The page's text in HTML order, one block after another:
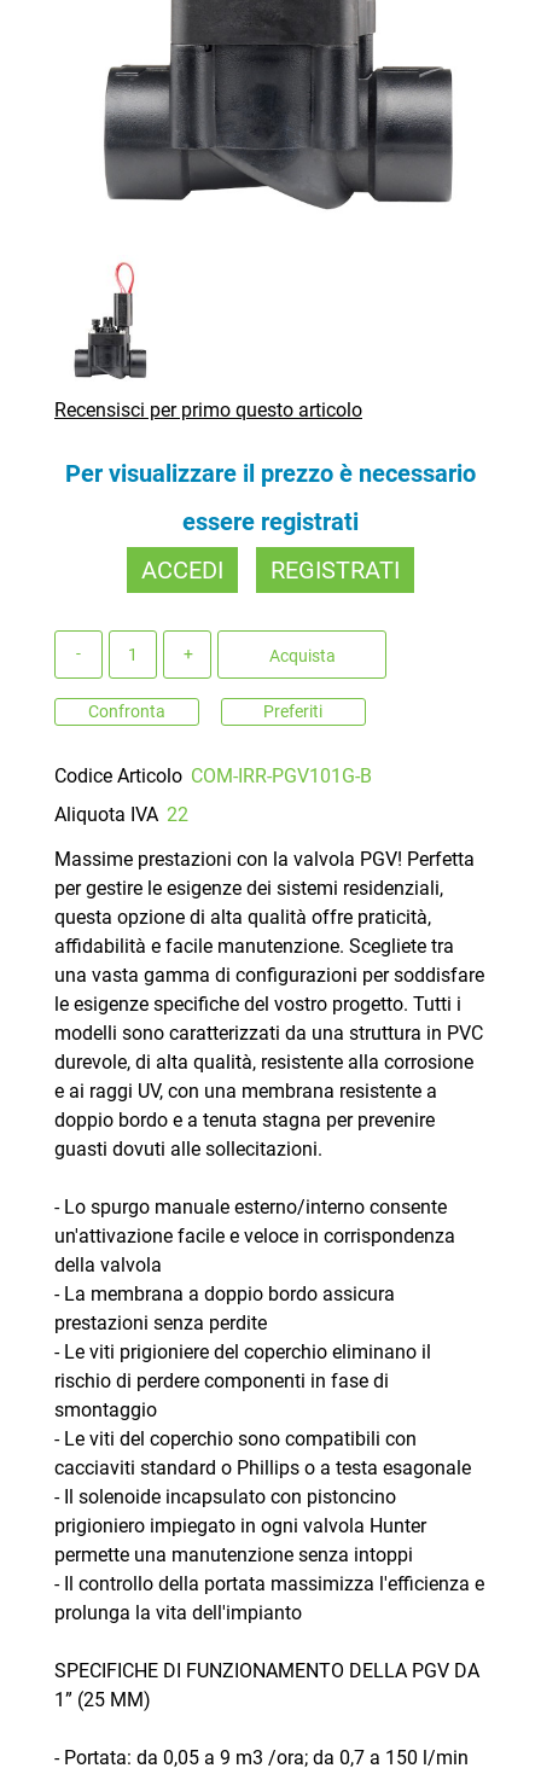
Recensisci per primo questo articolo
Per visualizzare il prezzo è necessario
essere registrati
ACCEDI
REGISTRATI
Acquista
Confronta Preferiti
Codice Articolo COM-IRR-PGV101G-B
Aliquota IVA 22
Massime prestazioni con la valvola PGV! Perfetta
per gestire le esigenze dei sistemi residenziali,
questa opzione di alta qualità offre praticità,
affidabilità e facile manutenzione. Scegliete tra
una vasta gamma di configurazioni per soddisfare
le esigenze specifiche del vostro progetto. Tutti i
modelli sono caratterizzati da una struttura in PVC
durevole, di alta qualità, resistente alla corrosione
e ai raggi UV, con una membrana resistente a
doppio bordo e a tenuta stagna per prevenire
guasti dovuti alle sollecitazioni.
- Lo spurgo manuale esterno/interno consente
un'attivazione facile e veloce in corrispondenza
della valvola
- La membrana a doppio bordo assicura
prestazioni senza perdite
- Le viti prigioniere del coperchio eliminano il
rischio di perdere componenti in fase di
smontaggio
- Le viti del coperchio sono compatibili con
cacciaviti standard o Phillips o a testa esagonale
- Il solenoide incapsulato con pistoncino
prigioniero impiegato in ogni valvola Hunter
permette una manutenzione senza intoppi
- Il controllo della portata massimizza l'efficienza e
prolunga la vita dell'impianto
SPECIFICHE DI FUNZIONAMENTO DELLA PGV DA
1” (25 MM)
- Portata: da 0,05 a 9 m3 /ora; da 0,7 a 150 l/min